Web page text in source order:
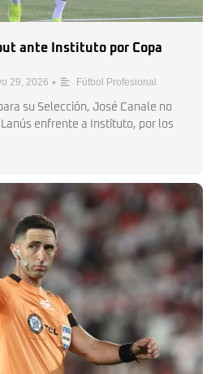
ante Instituto por Copa
29, 2026 • Fútbol Profesional
su Selección, José Canale no
enfrente a Instituto, por los